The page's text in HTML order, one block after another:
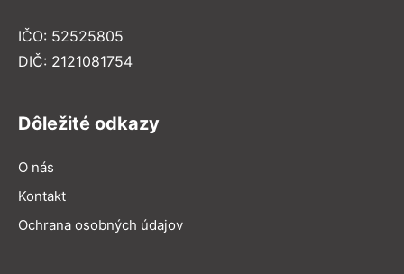
IČO: 52525805
DIČ: 2121081754
Dôležité odkazy
O nás
Kontakt
Ochrana osobných údajov